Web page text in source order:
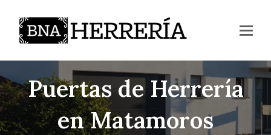
Puertas de Herrería
en Matamoros